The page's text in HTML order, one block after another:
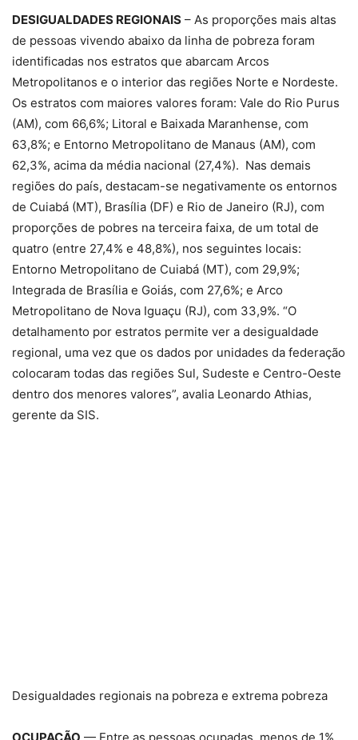
DESIGUALDADES REGIONAIS – As proporções mais altas
de pessoas vivendo abaixo da linha de pobreza foram
identificadas nos estratos que abarcam Arcos
Metropolitanos e o interior das regiões Norte e Nordeste.
Os estratos com maiores valores foram: Vale do Rio Purus
(AM), com 66,6%; Litoral e Baixada Maranhense, com
63,8%; e Entorno Metropolitano de Manaus (AM), com
62,3%, acima da média nacional (27,4%). Nas demais
regiões do país, destacam-se negativamente os entornos
de Cuiabá (MT), Brasília (DF) e Rio de Janeiro (RJ), com
proporções de pobres na terceira faixa, de um total de
quatro (entre 27,4% e 48,8%), nos seguintes locais:
Entorno Metropolitano de Cuiabá (MT), com 29,9%;
Integrada de Brasília e Goiás, com 27,6%; e Arco
Metropolitano de Nova Iguaçu (RJ), com 33,9%. “O
detalhamento por estratos permite ver a desigualdade
regional, uma vez que os dados por unidades da federação
colocaram todas das regiões Sul, Sudeste e Centro-Oeste
dentro dos menores valores”, avalia Leonardo Athias,
gerente da SIS.
Desigualdades regionais na pobreza e extrema pobreza